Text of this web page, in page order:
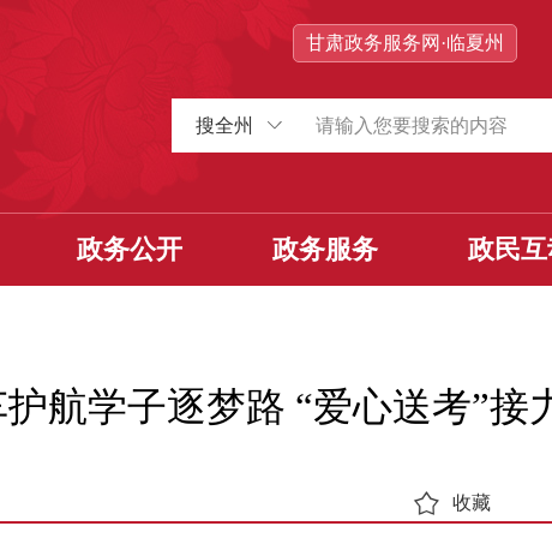
甘肃政务服务网·临夏州
搜全州
政务公开 政务服务 政民
航学子逐梦路 “爱心送考”接
收藏